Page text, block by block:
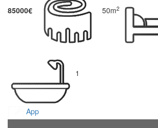
85000€ 50m2
1
App